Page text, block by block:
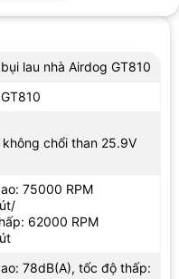
cao cấp cùng công suất
hữu công suất cực kỳ cao.
dường như dài hơn, giúp
GT810 trong thời gian
lau nhà Airdog GT810
chổi than 25.9V
75000 RPM
62000 RPM
78dB(A), tốc độ thấp: